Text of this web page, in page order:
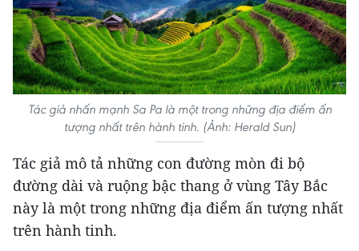
Tác giả nhấn mạnh Sa Pa là một trong những địa điểm ấn
tượng nhất trên hành tinh. (Ảnh: Herald Sun)
Tác giả mô tả những con đường mòn đi bộ
đường dài và ruộng bậc thang ở vùng Tây Bắc
này là một trong những địa điểm ấn tượng nhất
trên hành tinh.